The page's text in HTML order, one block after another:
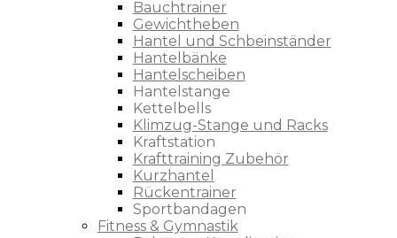
Bauchtrainer
Gewichtheben
Hantel und Schbeinständer
Hantelbänke
Hantelscheiben
Hantelstange
Kettelbells
Klimzug-Stange und Racks
Kraftstation
Krafttraining Zubehör
Kurzhantel
Rückentrainer
Sportbandagen
Fitness & Gymnastik